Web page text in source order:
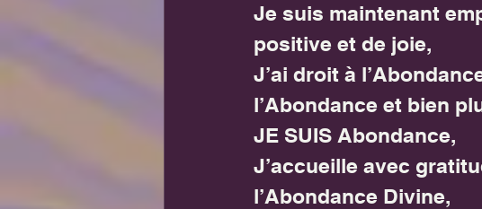
Je suis maintenant
positive et de joie,
J’ai droit à
l’Abondance et bien
JE SUIS Abondance,
J’accueille avec
l’Abondance Divine,